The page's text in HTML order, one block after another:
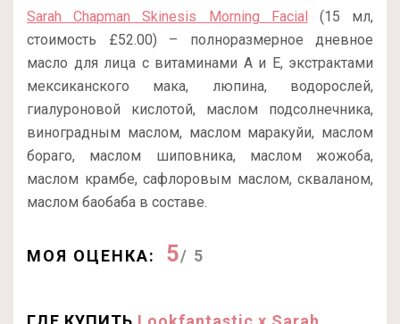
Sarah Chapman Skinesis Morning Facial
(15 мл,
стоимость £52.00) – полноразмерное дневное
масло для лица с витаминами А и Е, экстрактами
мексиканского мака, люпина, водорослей,
гиалуроновой кислотой, маслом подсолнечника,
виноградным маслом, маслом маракуйи, маслом
бораго, маслом шиповника, маслом жожоба,
маслом крамбе, сафлоровым маслом, скваланом,
маслом баобаба в составе.
МОЯ ОЦЕНКА: 5/ 5